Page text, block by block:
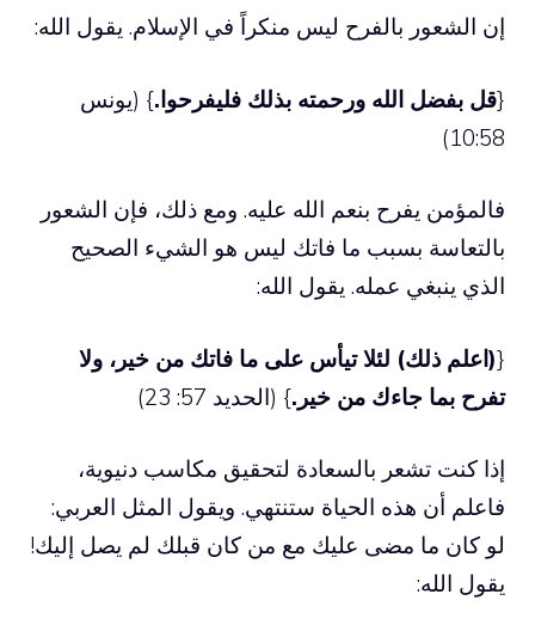
إن الشعور بالفرح ليس منكراً في الإسلام. يقول الله:
{قل بفضل الله ورحمته بذلك فليفرحوا.} (يونس
10:58)
فالمؤمن يفرح بنعم الله عليه. ومع ذلك، فإن الشعور
بالتعاسة بسبب ما فاتك ليس هو الشيء الصحيح
الذي ينبغي عمله. يقول الله:
{(اعلم ذلك) لئلا تيأس على ما فاتك من خير، ولا
تفرح بما جاءك من خير.} (الحديد 57: 23)
إذا كنت تشعر بالسعادة لتحقيق مكاسب دنيوية،
فاعلم أن هذه الحياة ستنتهي. ويقول المثل العربي:
لو كان ما مضى عليك مع من كان قبلك لم يصل إليك!
يقول الله: